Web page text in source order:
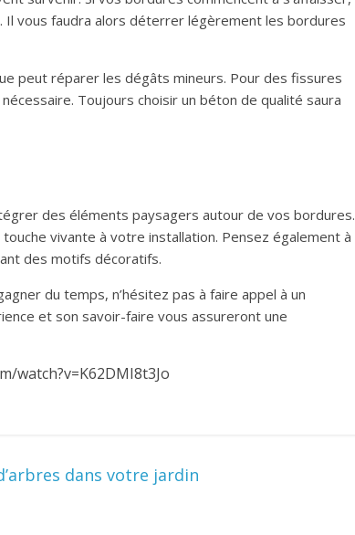
Il vous faudra alors déterrer légèrement les bordures
peut réparer les dégâts mineurs. Pour des fissures
Toujours choisir un béton de qualité saura
des éléments paysagers autour de vos bordures.
vivante à votre installation. Pensez également à
des motifs décoratifs.
du temps, n’hésitez pas à faire appel à un
et son savoir-faire vous assureront une
watch?v=K62DMI8t3Jo
dans votre jardin